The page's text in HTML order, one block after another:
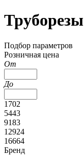
Труборезы
Подбор параметров
Розничная цена
От
До
1702
5443
9183
12924
16664
Бренд